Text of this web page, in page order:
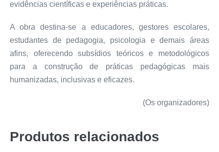
evidências científicas e experiências práticas.
A obra destina-se a educadores, gestores escolares,
estudantes de pedagogia, psicologia e demais áreas
afins, oferecendo subsídios teóricos e metodológicos
para a construção de práticas pedagógicas mais
humanizadas, inclusivas e eficazes.
(Os organizadores)
Produtos relacionados